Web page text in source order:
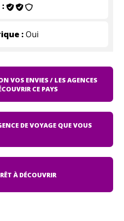
: Oui
VOS ENVIES / LES AGENCES
CE PAYS
DE VOYAGE QUE VOUS
À DÉCOUVRIR